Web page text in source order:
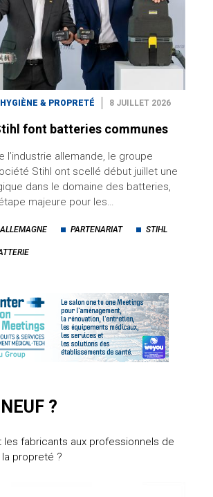
& PROPRETÉ 8 JUILLET 2026
font batteries communes
l’industrie allemande, le groupe
Stihl ont scellé début juillet une
dans le domaine des batteries,
majeure pour les…
ALLEMAGNE PARTENARIAT STIHL
?
les fabricants aux professionnels de
propreté ?